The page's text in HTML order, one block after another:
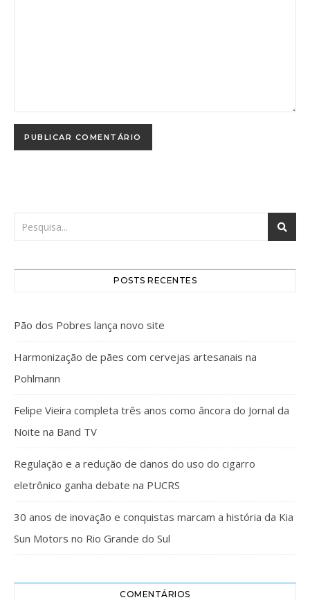
POSTS RECENTES
Pão dos Pobres lança novo site
Harmonização de pães com cervejas artesanais na
Pohlmann
Felipe Vieira completa três anos como âncora do Jornal da
Noite na Band TV
Regulação e a redução de danos do uso do cigarro
eletrônico ganha debate na PUCRS
30 anos de inovação e conquistas marcam a história da Kia
Sun Motors no Rio Grande do Sul
COMENTÁRIOS